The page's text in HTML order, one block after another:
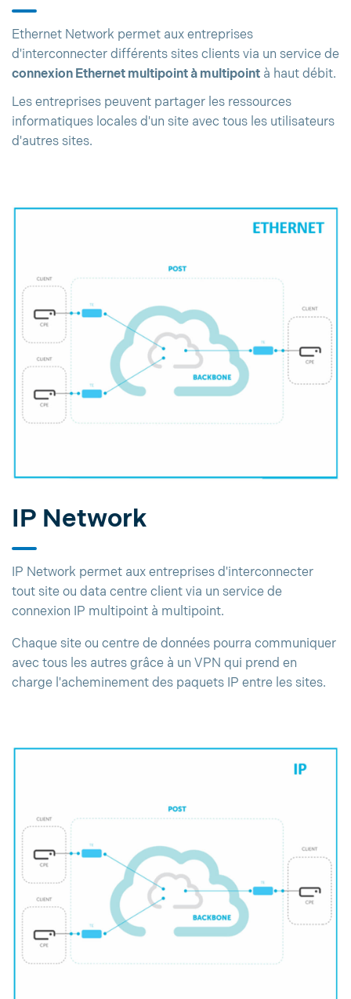
Ethernet Network permet aux entreprises
d'interconnecter différents sites clients via un service de
connexion Ethernet multipoint à multipoint à haut débit.
Les entreprises peuvent partager les ressources
informatiques locales d'un site avec tous les utilisateurs
d'autres sites.
IP Network
IP Network permet aux entreprises d'interconnecter
tout site ou data centre client via un service de
connexion IP multipoint à multipoint.
Chaque site ou centre de données pourra communiquer
avec tous les autres grâce à un VPN qui prend en
charge l'acheminement des paquets IP entre les sites.